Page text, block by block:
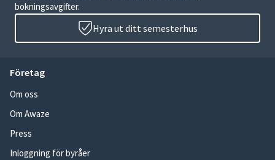
bokningsavgifter.
Hyra ut ditt semesterhus
Företag
Om oss
Om Awaze
Press
Inloggning för byråer